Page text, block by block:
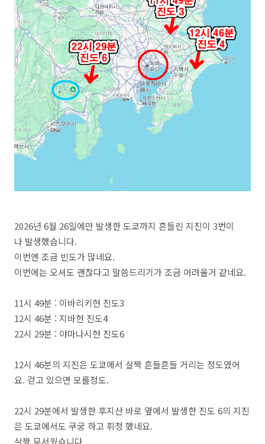
2026년 6월 26일에만 발생한 도쿄까지 흔들린 지진이 3번이
나 발생했습니다.
이번엔 조금 빈도가 많네요.
이번에는 오셔도 괜찮다고 말씀드리기가 조금 어려울거 같네요.
11시 49분 : 이바리키현 진도3
12시 46분 : 지바현 진도4
22시 29분 : 야마나시현 진도6
12시 46분의 지진은 도쿄에서 살짝 흔들흔들 거리는 정도였어
요. 걷고 있으면 모를정도.
22시 29분에서 발생한 후지산 바로 옆에서 발생한 진도 6의 지진
은 도쿄에서도 쿠궁 하고 휘청 했네요.
살짝 무서웠습니다.